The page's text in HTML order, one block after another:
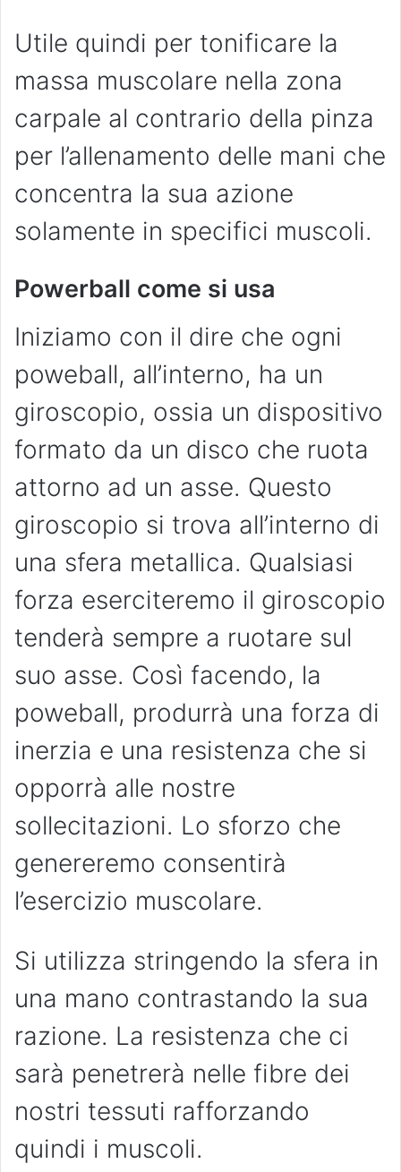
Utile quindi per tonificare la
massa muscolare nella zona
carpale al contrario della pinza
per l’allenamento delle mani che
concentra la sua azione
solamente in specifici muscoli.
Powerball come si usa
Iniziamo con il dire che ogni
poweball, all’interno, ha un
giroscopio, ossia un dispositivo
formato da un disco che ruota
attorno ad un asse. Questo
giroscopio si trova all’interno di
una sfera metallica. Qualsiasi
forza eserciteremo il giroscopio
tenderà sempre a ruotare sul
suo asse. Così facendo, la
poweball, produrrà una forza di
inerzia e una resistenza che si
opporrà alle nostre
sollecitazioni. Lo sforzo che
genereremo consentirà
l’esercizio muscolare.
Si utilizza stringendo la sfera in
una mano contrastando la sua
razione. La resistenza che ci
sarà penetrerà nelle fibre dei
nostri tessuti rafforzando
quindi i muscoli.